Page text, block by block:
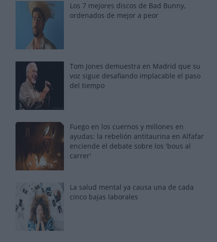
Los 7 mejores discos de Bad Bunny,
ordenados de mejor a peor
Tom Jones demuestra en Madrid que su
voz sigue desafiando implacable el paso
del tiempo
Fuego en los cuernos y millones en
ayudas: la rebelión antitaurina en Alfafar
enciende el debate sobre los 'bous al
carrer'
La salud mental ya causa una de cada
cinco bajas laborales